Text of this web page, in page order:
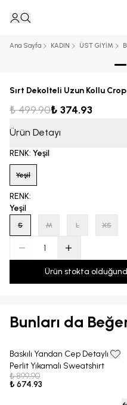
Ana Sayfa KADIN ÜST GİYİM
Sırt Dekolteli Uzun Kollu
₺ 499.90₺ 374.93
Ürün Detayı
RENK: Yeşil
Yeşil
RENK:
Yeşil
S M L XS
Ürün stokta
Bunları da
25% OFF
Baskılı Yandan Cep Detaylı
Perlit Yıkamalı Sweatshirt
₺ 899.90
₺ 674.93